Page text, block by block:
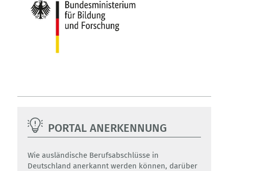
PORTAL ANERKENNUNG
Wie ausländische Berufsabschlüsse in
Deutschland anerkannt werden können, darüber